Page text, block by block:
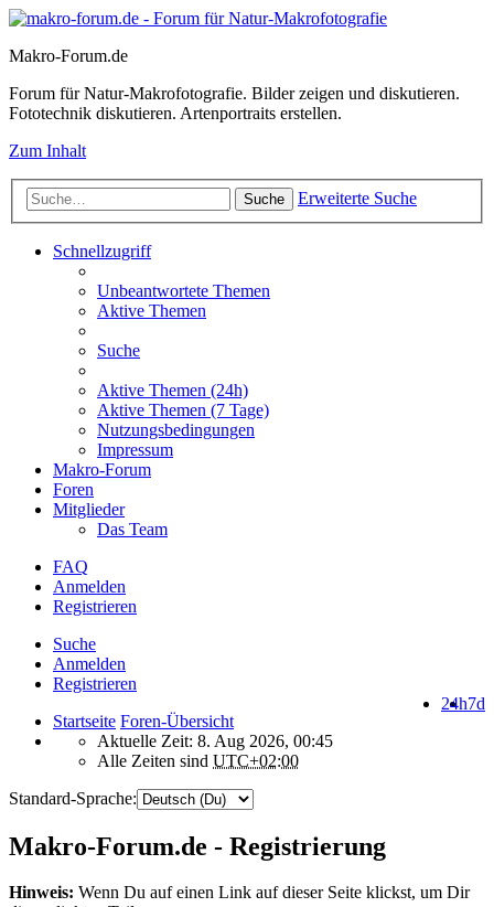
Makro-Forum.de
Forum für Natur-Makrofotografie. Bilder zeigen und diskutieren.
Fototechnik diskutieren. Artenportraits erstellen.
Zum Inhalt
Suche Erweiterte Suche
Schnellzugriff
Unbeantwortete Themen
Aktive Themen
Suche
Aktive Themen (24h)
Aktive Themen (7 Tage)
Nutzungsbedingungen
Impressum
Makro-Forum
Foren
Mitglieder
Das Team
FAQ
Anmelden
Registrieren
Suche
Anmelden
Registrieren
7d
24h
Startseite Foren-Übersicht
Aktuelle Zeit: 8. Aug 2026, 00:45
Alle Zeiten sind UTC+02:00
Standard-Sprache:
Makro-Forum.de - Registrierung
Hinweis: Wenn Du auf einen Link auf dieser Seite klickst, um Dir